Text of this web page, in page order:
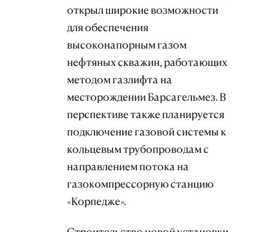
открыл широкие возможности
для обеспечения
высоконапорным газом
нефтяных скважин, работающих
методом газлифта на
месторождении Барсагельмез. В
перспективе также планируется
подключение газовой системы к
кольцевым трубопроводам с
направлением потока на
газокомпрессорную станцию
«Корпедже».